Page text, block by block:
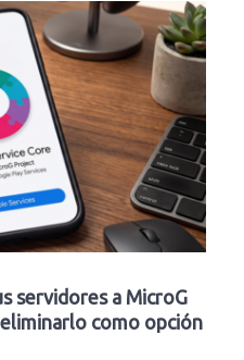
servidores a MicroG
como opción